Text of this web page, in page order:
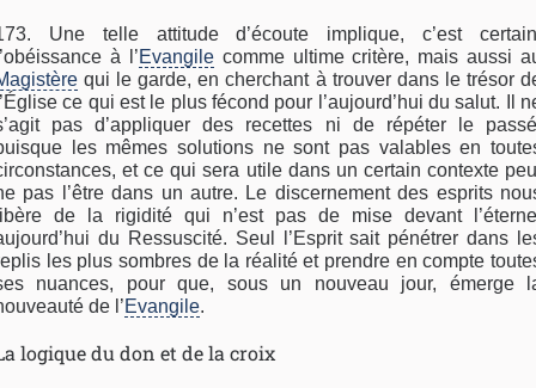
Une telle attitude d’écoute implique, c’est
à l’Evangilecomme ultime critère, mais aussi
qui le garde, en cherchant à trouver dans le trésor
ce qui est le plus fécond pour l’aujourd’hui du salut. Il
pas d’appliquer des recettes ni de répéter le
les mêmes solutions ne sont pas valables en
et ce qui sera utile dans un certain contexte
pas l’être dans un autre. Le discernement des esprits
de la rigidité qui n’est pas de mise devant
du Ressuscité. Seul l’Esprit sait pénétrer dans
les plus sombres de la réalité et prendre en compte
nuances, pour que, sous un nouveau jour, émerge
de l’Evangile.
logique du don et de la croix